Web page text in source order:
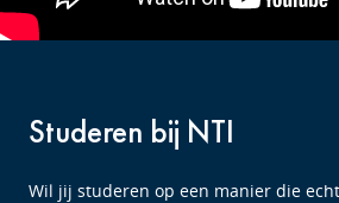
Studeren bij NTI
Wil jij studeren op een manier die